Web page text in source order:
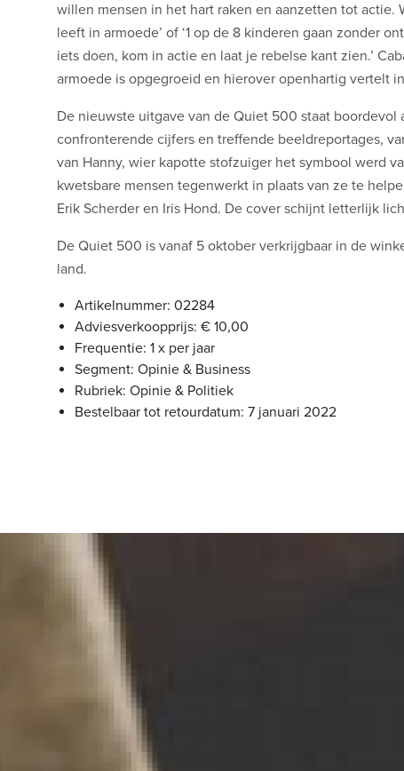
willen mensen in het hart raken en aanzetten tot actie.
leeft in armoede’ of ‘1 op de 8 kinderen gaan zonder
iets doen, kom in actie en laat je rebelse kant zien.’
armoede is opgegroeid en hierover openhartig vertelt
De nieuwste uitgave van de Quiet 500 staat
confronterende cijfers en treffende beeldreportages,
van Hanny, wier kapotte stofzuiger het symbool werd
kwetsbare mensen tegenwerkt in plaats van ze te
Erik Scherder en Iris Hond. De cover schijnt letterlijk
De Quiet 500 is vanaf 5 oktober verkrijgbaar in de
land.
Artikelnummer: 02284
Adviesverkoopprijs: € 10,00
Frequentie: 1 x per jaar
Segment: Opinie & Business
Rubriek: Opinie & Politiek
Bestelbaar tot retourdatum: 7 januari 2022